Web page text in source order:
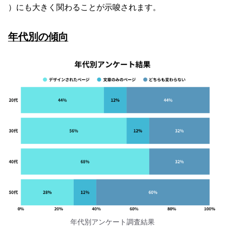
）にも大きく関わることが示唆されます。
年代別の傾向
年代別アンケート調査結果